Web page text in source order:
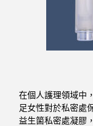
在個人護理領域中
足女性對於私密處
益生箘私密處凝膠